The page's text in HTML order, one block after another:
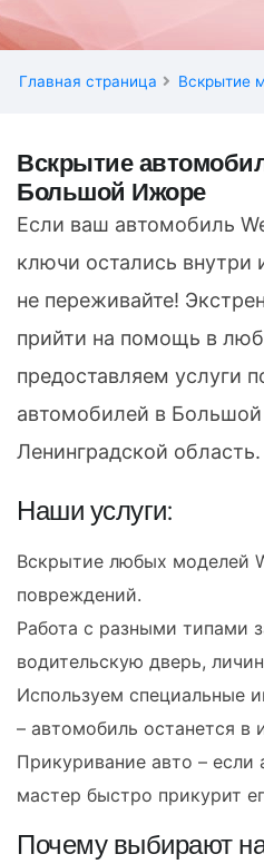
Главная страница Вскрытие
Вскрытие
Большой Ижоре
Если ваш автомобиль
ключи остались внутри
не переживайте!
прийти на помощь в
предоставляем услуги
автомобилей в
Ленинградской область.
Наши услуги:
Вскрытие любых моделей
повреждений.
Работа с разными типами
водительскую дверь,
Используем специальные
– автомобиль останется в
Прикуривание авто – если
мастер быстро прикурит
Почему выбирают